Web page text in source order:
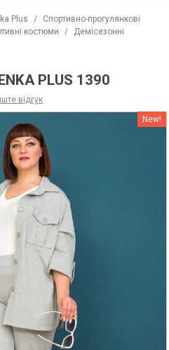
Plus /
Спортивно-прогулянкові
костюми /
Демісезонні
PLUS 1390
відгук
New!